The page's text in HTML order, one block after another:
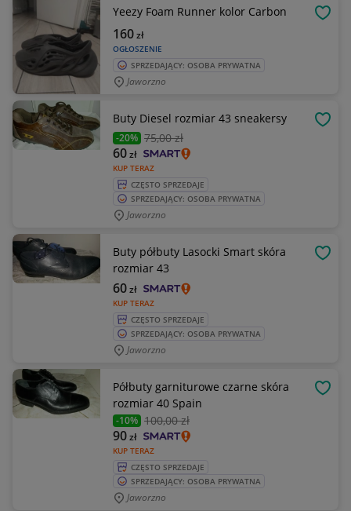
Yeezy Foam Runner kolor Carbon
OGŁOSZENIE
160zł
SPRZEDAJĄCY: OSOBA PRYWATNA
Jaworzno
Buty Diesel rozmiar 43 sneakersy
-20% 75,00 zł
KUP TERAZ
60zł
CZĘSTO SPRZEDAJE
SPRZEDAJĄCY: OSOBA PRYWATNA
Jaworzno
Buty półbuty Lasocki Smart skóra
rozmiar 43
KUP TERAZ
60zł
CZĘSTO SPRZEDAJE
SPRZEDAJĄCY: OSOBA PRYWATNA
Jaworzno
Półbuty garniturowe czarne skóra
rozmiar 40 Spain
-10% 100,00 zł
KUP TERAZ
90zł
CZĘSTO SPRZEDAJE
SPRZEDAJĄCY: OSOBA PRYWATNA
Jaworzno